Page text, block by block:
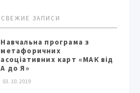
СВЕЖИЕ ЗАПИСИ
Навчальна програма з
метафоричних
асоціативних карт «МАК від
А до Я»
03. 10. 2019